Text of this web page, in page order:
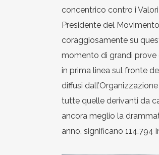
concentrico contro i
Presidente del
coraggiosamente su
momento di grandi prove
in prima linea sul fronte
diffusi
tutte quelle derivanti da
ancora meglio la
anno, significano